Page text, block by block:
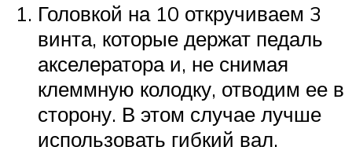
Головкой на 10 откручиваем 3
винта, которые держат педаль
акселератора и, не снимая
клеммную колодку, отводим ее в
сторону. В этом случае лучше
использовать гибкий вал.